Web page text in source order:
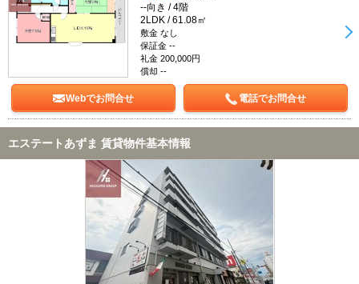
--向き / 4階
2LDK / 61.08㎡
敷金 なし
保証金 --
礼金 200,000円
償却 --
Webでお問合せ 電話でお問合せ
エステートあずま 賃貸物件基本情報